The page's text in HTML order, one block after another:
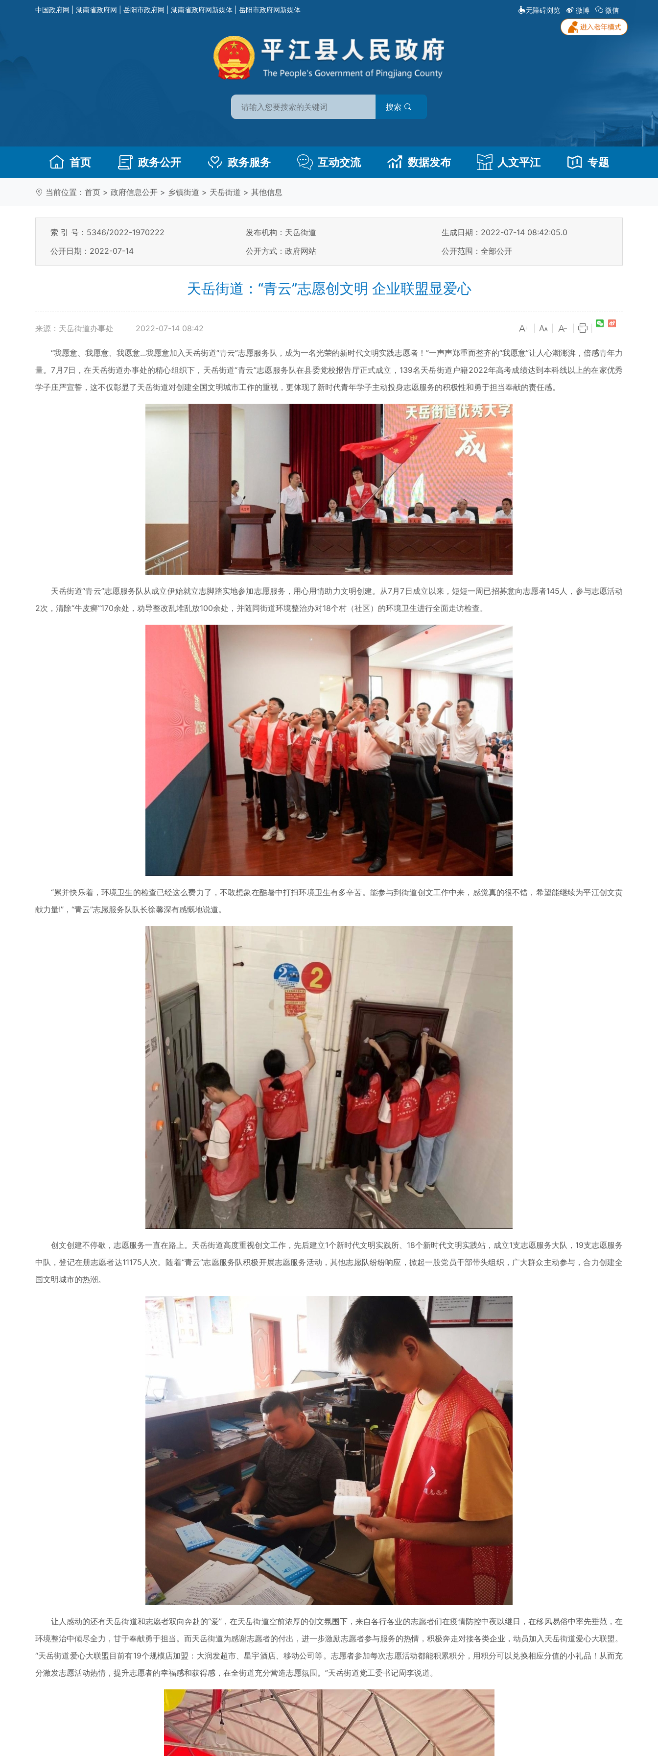
中国政府网 湖南省政府网 岳阳市政府网 湖南省政府网新媒体 岳阳市政府网新媒体 无障碍浏览 微博 微信
搜索
首页 政务公开 政务服务 互动交流 数据发布 人文平江 专题
当前位置： 首页 > 政府信息公开 > 乡镇街道 > 天岳街道 > 其他信息
索 引 号：5346/2022-1970222 发布机构：天岳街道
生成日期：2022-07-14 08:42:05.0
公开日期：2022-07-14
公开方式：政府网站 公开范围：全部公开
天岳街道：“青云”志愿创文明 企业联盟显爱心
来源：天岳街道办事处 2022-07-14 08:42
“我愿意、我愿意、我愿意...我愿意加入天岳街道“青云”志愿服务队，成为一名光荣的新时代文明实践志愿者！”一声声郑重而整齐的“我愿意”让人心潮澎湃，倍感青年力
量。7月7日，在天岳街道办事处的精心组织下，天岳街道“青云”志愿服务队在县委党校报告厅正式成立，139名天岳街道户籍2022年高考成绩达到本科线以上的在家优秀
学子庄严宣誓，这不仅彰显了天岳街道对创建全国文明城市工作的重视，更体现了新时代青年学子主动投身志愿服务的积极性和勇于担当奉献的责任感。
天岳街道“青云”志愿服务队从成立伊始就立志脚踏实地参加志愿服务，用心用情助力文明创建。从7月7日成立以来，短短一周已招募意向志愿者145人，参与志愿活动
2次，清除“牛皮癣”170余处，劝导整改乱堆乱放100余处，并随同街道环境整治办对18个村（社区）的环境卫生进行全面走访检查。
“累并快乐着，环境卫生的检查已经这么费力了，不敢想象在酷暑中打扫环境卫生有多辛苦。能参与到街道创文工作中来，感觉真的很不错，希望能继续为平江创文贡
献力量!”，“青云”志愿服务队队长徐馨深有感慨地说道。
创文创建不停歇，志愿服务一直在路上。天岳街道高度重视创文工作，先后建立1个新时代文明实践所、18个新时代文明实践站，成立1支志愿服务大队，19支志愿服务
中队，登记在册志愿者达11175人次。随着“青云”志愿服务队积极开展志愿服务活动，其他志愿队纷纷响应，掀起一股党员干部带头组织，广大群众主动参与，合力创建全
国文明城市的热潮。
让人感动的还有天岳街道和志愿者双向奔赴的“爱”，在天岳街道空前浓厚的创文氛围下，来自各行各业的志愿者们在疫情防控中夜以继日，在移风易俗中率先垂范，在
环境整治中倾尽全力，甘于奉献勇于担当。而天岳街道为感谢志愿者的付出，进一步激励志愿者参与服务的热情，积极奔走对接各类企业，动员加入天岳街道爱心大联盟。
“天岳街道爱心大联盟目前有19个规模店加盟：大润发超市、星宇酒店、移动公司等。志愿者参加每次志愿活动都能积累积分，用积分可以兑换相应分值的小礼品！从而充
分激发志愿活动热情，提升志愿者的幸福感和获得感，在全街道充分营造志愿氛围。”天岳街道党工委书记周李说道。